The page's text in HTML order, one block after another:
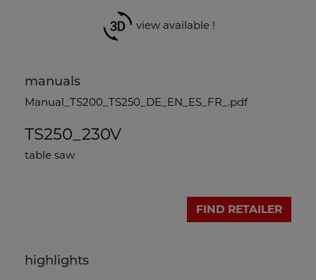
view available !
manuals
Manual_TS200_TS250_DE_EN_ES_FR_.pdf
TS250_230V
table saw
FIND RETAILER
highlights